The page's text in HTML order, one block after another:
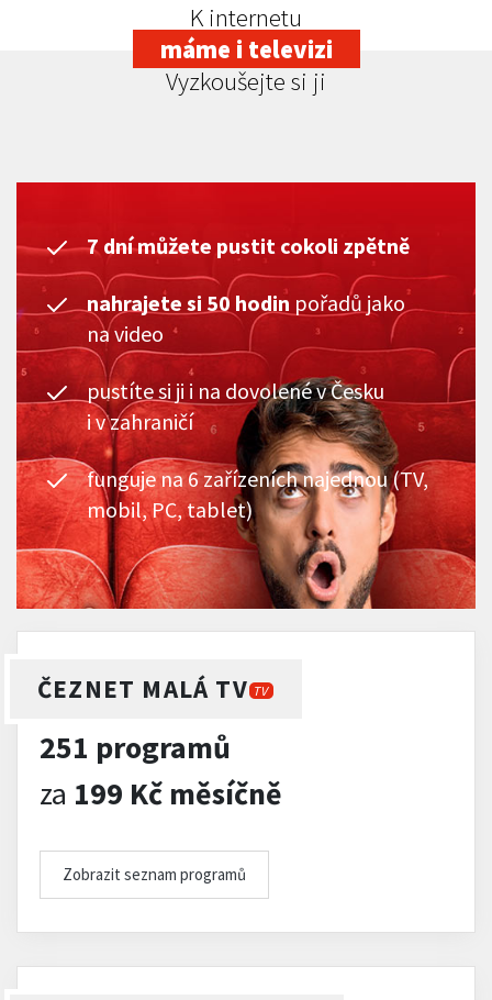
K internetu
máme i televizi
Vyzkoušejte si ji
7 dní můžete pustit cokoli zpětně
nahrajete si 50 hodin pořadů jako
na video
pustíte si ji i na dovolené v Česku
i v zahraničí
funguje na 6 zařízeních najednou (TV,
mobil, PC, tablet)
ČEZNET MALÁ TV TV
251 programů
za 199 Kč měsíčně
Zobrazit seznam programů